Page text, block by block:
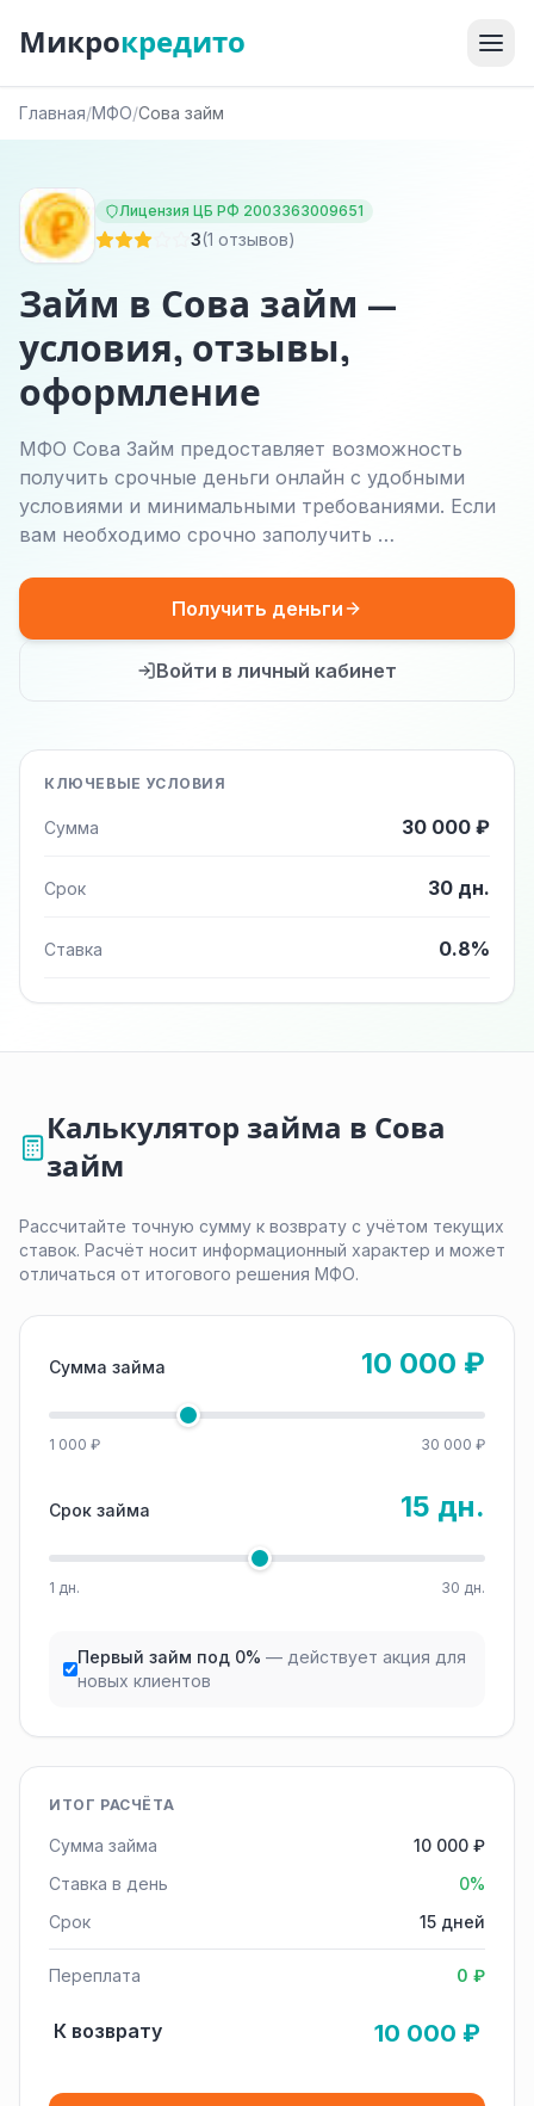
Микрокредито
Главная/МФО/Сова займ
Лицензия ЦБ РФ 2003363009651
3(1 отзывов)
Займ в Сова займ —
условия, отзывы,
оформление
МФО Сова Займ предоставляет возможность
получить срочные деньги онлайн с удобными
условиями и минимальными требованиями. Если
вам необходимо срочно заполучить …
Получить деньги
Войти в личный кабинет
КЛЮЧЕВЫЕ УСЛОВИЯ
Сумма 30 000 ₽
Срок 30 дн.
Ставка 0.8%
Калькулятор займа в Сова
займ
Рассчитайте точную сумму к возврату с учётом текущих
ставок. Расчёт носит информационный характер и может
отличаться от итогового решения МФО.
Сумма займа 10 000 ₽
1 000 ₽ 30 000 ₽
Срок займа 15 дн.
1 дн. 30 дн.
Первый займ под 0% — действует акция для
новых клиентов
ИТОГ РАСЧЁТА
Сумма займа
10 000 ₽
Ставка в день
0%
Срок
15 дней
Переплата 0 ₽
К возврату 10 000 ₽